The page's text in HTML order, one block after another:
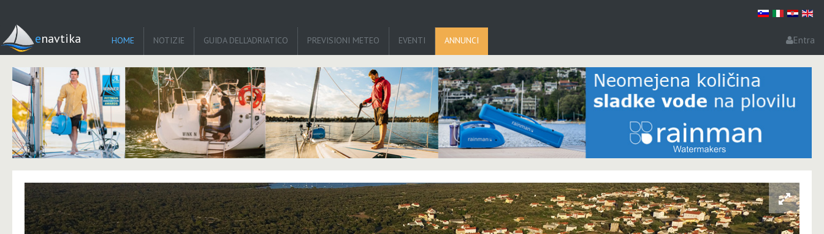
enavtika HOME NOTIZIE GUIDA DELL'ADRIATICO PREVISIONI METEO EVENTI ANNUNCI Entra